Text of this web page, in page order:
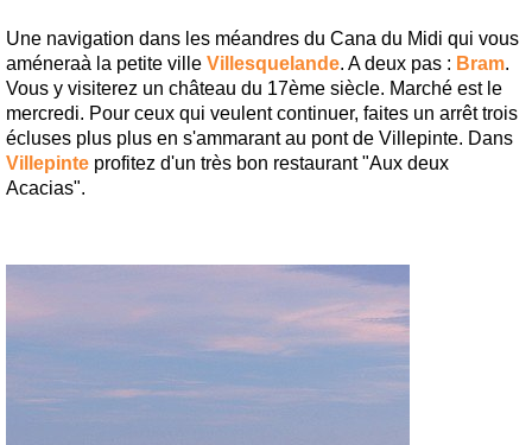
Une navigation dans les méandres du Cana du Midi qui vous
améneraà la petite ville Villesquelande. A deux pas : Bram.
Vous y visiterez un château du 17ème siècle. Marché est le
mercredi. Pour ceux qui veulent continuer, faites un arrêt trois
écluses plus plus en s'ammarant au pont de Villepinte. Dans
Villepinte profitez d'un très bon restaurant "Aux deux
Acacias".